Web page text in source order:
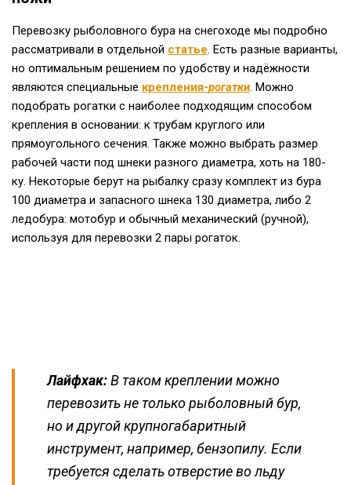
Перевозку рыболовного бура на снегоходе мы подробно
рассматривали в отдельной статье. Есть разные варианты,
но оптимальным решением по удобству и надёжности
являются специальные крепления-рогатки. Можно
подобрать рогатки с наиболее подходящим способом
крепления в основании: к трубам круглого или
прямоугольного сечения. Также можно выбрать размер
рабочей части под шнеки разного диаметра, хоть на 180-
ку. Некоторые берут на рыбалку сразу комплект из бура
100 диаметра и запасного шнека 130 диаметра, либо 2
ледобура: мотобур и обычный механический (ручной),
используя для перевозки 2 пары рогаток.
Лайфхак:В таком креплении можно
перевозить не только рыболовный бур,
но и другой крупногабаритный
инструмент, например, бензопилу. Если
требуется сделать отверстие во льду